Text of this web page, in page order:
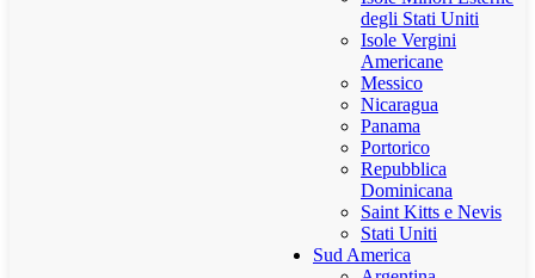
degli Stati Uniti
Isole Vergini
Americane
Messico
Nicaragua
Panama
Portorico
Repubblica
Dominicana
Saint Kitts e Nevis
Stati Uniti
Sud America